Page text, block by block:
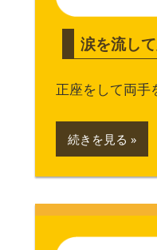
涙を流し
正座をして両手
続きを見る